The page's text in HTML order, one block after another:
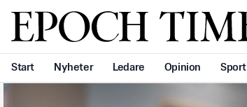
Svenska Epoch Times
Start Nyheter Ledare Opinion Sport